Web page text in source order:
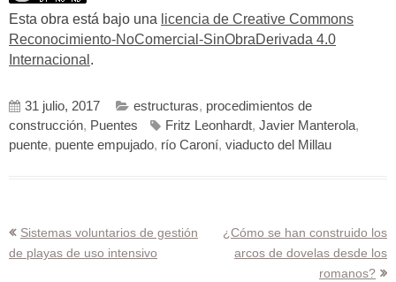
Esta obra está bajo una licencia de Creative Commons
Reconocimiento-NoComercial-SinObraDerivada 4.0
Internacional .
31 julio, 2017 estructuras, procedimientos de
construcción, Puentes Fritz Leonhardt, Javier Manterola,
puente, puente empujado, río Caroní, viaducto del Millau
Navegación
de
Sistemas voluntarios de gestión
de playas de uso intensivo
¿Cómo se han construido los
arcos de dovelas desde los
romanos?